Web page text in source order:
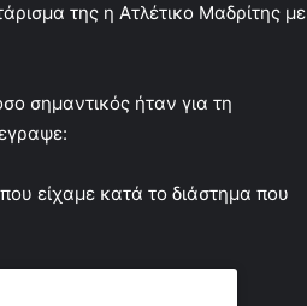
της η Ατλέτικο Μαδρίτης με
σημαντικός ήταν για τη
είχαμε κατά το διάστημα που